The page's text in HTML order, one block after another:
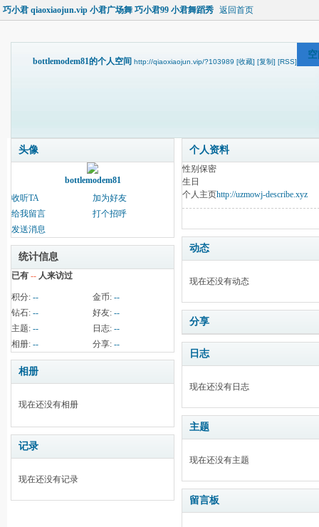
巧小君 qiaoxiaojun.vip 小君广场舞 巧小君99 小君舞蹈秀 返回首页
bottlemodem81的个人空间 http://qiaoxiaojun.vip/?103989 [收藏] [复制] [RSS]
头像
bottlemodem81
收听TA
加为好友
给我留言
打个招呼
发送消息
统计信息
已有 -- 人来访过
积分: -- 金币: --
钻石: -- 好友: --
主题: -- 日志: --
相册: -- 分享: --
相册
现在还没有相册
记录
现在还没有记录
个人资料
性别 保密
生日
个人主页http://uzmowj-describe.xyz
动态
现在还没有动态
分享
日志
现在还没有日志
主题
现在还没有主题
留言板